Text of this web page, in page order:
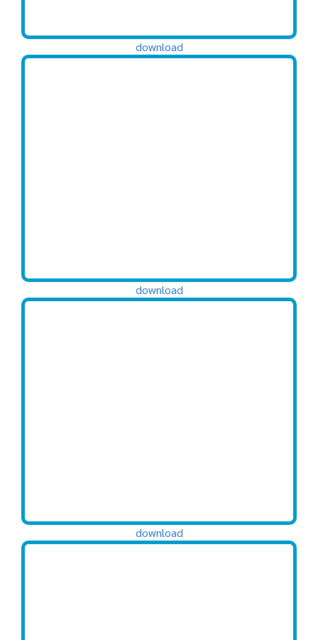
download
download
download